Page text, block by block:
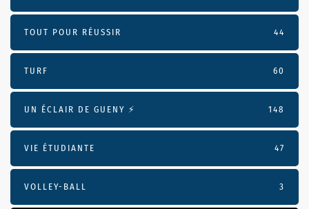
TOUT POUR RÉUSSIR 44
TURF 60
UN ÉCLAIR DE GUENY ⚡️ 148
VIE ÉTUDIANTE 47
VOLLEY-BALL 3